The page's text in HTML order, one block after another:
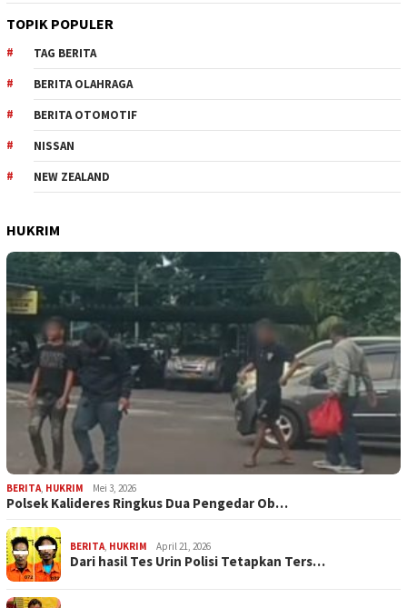
TOPIK POPULER
TAG BERITA
BERITA OLAHRAGA
BERITA OTOMOTIF
NISSAN
NEW ZEALAND
HUKRIM
BERITA, HUKRIM Mei 3, 2026
Polsek Kalideres Ringkus Dua Pengedar Ob…
BERITA, HUKRIM April 21, 2026
Dari hasil Tes Urin Polisi Tetapkan Ters…